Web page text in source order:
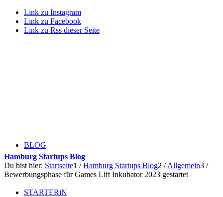
Link zu Instagram
Link zu Facebook
Link zu Rss dieser Seite
BLOG
STARTERiN
Hamburg Startups Blog
Du bist hier: Startseite1 / Hamburg Startups Blog2 / Allgemein3 /
Bewerbungsphase für Games Lift Inkubator 2023 gestartet